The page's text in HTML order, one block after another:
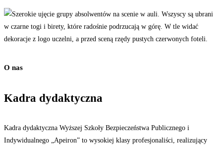
O nas
Kadra dydaktyczna
Kadra dydaktyczna Wyższej Szkoły Bezpieczeństwa Publicznego i
Indywidualnego „Apeiron” to wysokiej klasy profesjonaliści, realizujący